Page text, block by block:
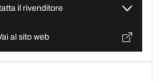
il rivenditore
al sito web